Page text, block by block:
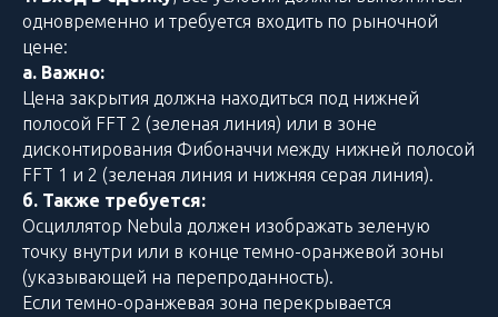
одновременно и требуется входить по рыночной
цене:
а. Важно:
Цена закрытия должна находиться под нижней
полосой FFT 2 (зеленая линия) или в зоне
дисконтирования Фибоначчи между нижней полосой
FFT 1 и 2 (зеленая линия и нижняя серая линия).
б. Также требуется:
Осциллятор Nebula должен изображать зеленую
точку внутри или в конце темно-оранжевой зоны
(указывающей на перепроданность).
Если темно-оранжевая зона перекрывается